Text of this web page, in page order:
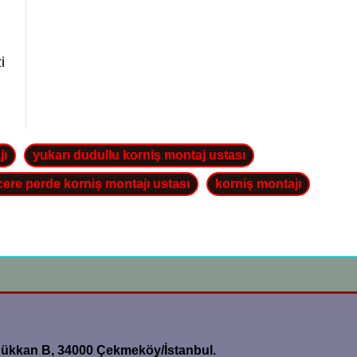
yukarı dudullu korniş montaj ustası
perde korniş montajı ustası korniş montajı
B, 34000 Çekmeköy/İstanbul.